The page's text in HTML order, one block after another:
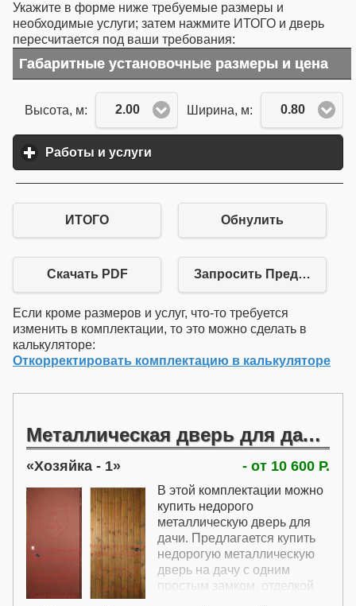
Укажите в форме ниже требуемые размеры и
необходимые услуги; затем нажмите ИТОГО и дверь
пересчитается под ваши требования:
Габаритные установочные размеры и цена
Высота, м: 2.00 Ширина, м: 0.80
Работы и услуги
ИТОГО Обнулить
Скачать PDF Запросить
Если кроме размеров и услуг, что-то требуется
изменить в комплектации, то это можно сделать в
калькуляторе:
Откорректировать комплектацию в калькуляторе
Металлическая дверь для дачи недорого
Хозяйка - 1 - от 10 600 Р.
В этой комплектации можно
купить недорого
металлическую дверь для
дачи. Предлагается купить
недорогую металлическую
дверь на дачу с одним
простым замком, отделкой